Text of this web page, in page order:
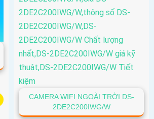
CAMERA WIFI NGOÀI TRỜI DS-
2DE2C200IWG/W